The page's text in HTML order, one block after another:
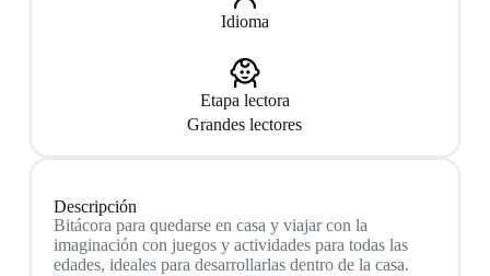
Idioma
Etapa lectora
Grandes lectores
Descripción
Bitácora para quedarse en casa y viajar con la
imaginación con juegos y actividades para todas las
edades, ideales para desarrollarlas dentro de la casa.